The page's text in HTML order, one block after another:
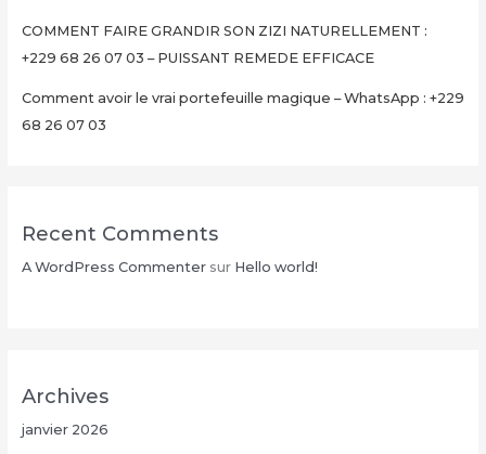
COMMENT FAIRE GRANDIR SON ZIZI NATURELLEMENT :
+229 68 26 07 03 – PUISSANT REMEDE EFFICACE
Comment avoir le vrai portefeuille magique – WhatsApp : +229
68 26 07 03
Recent Comments
A WordPress Commentersur Hello world!
Archives
janvier 2026